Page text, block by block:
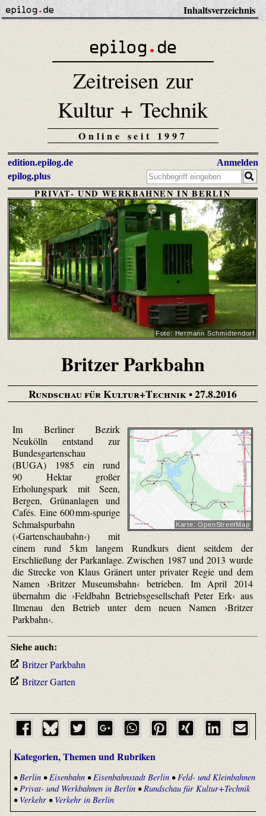
Inhaltsverzeichnis
Zeitreisen zur
Kultur + Technik
Online seit 1997
edition.epilog.de
epilog.plus
Anmelden
PRIVAT- UND WERKBAHNEN IN BERLIN
Foto: Hermann Schmidtendorf
Britzer Parkbahn
Rundschau für Kultur+Technik• 27.8.2016
Karte: OpenStreetMap
Im Berliner Bezirk
Neukölln entstand zur
Bundesgartenschau
(BUGA) 1985 ein rund
90 Hektar großer
Erholungspark mit Seen,
Bergen, Grünanlagen und
Cafés. Eine 600 mm-spurige
Schmalspurbahn
(›Gartenschaubahn‹) mit
einem rund 5 km langem Rundkurs dient seitdem der
Erschließung der Parkanlage. Zwischen 1987 und 2013 wurde
die Strecke von Klaus Gränert unter privater Regie und dem
Namen ›Britzer Museumsbahn‹ betrieben. Im April 2014
übernahm die ›Feldbahn Betriebsgesellschaft Peter Erk‹ aus
Ilmenau den Betrieb unter dem neuen Namen ›Britzer
Parkbahn‹.
Siehe auch:
Britzer Parkbahn
Britzer Garten
Kategorien, Themen und Rubriken
•Berlin•Eisenbahn•Eisenbahnstadt Berlin•Feld- und Kleinbahnen
•Privat- und Werkbahnen in Berlin•Rundschau für Kultur+Technik
• Verkehr• Verkehr in Berlin